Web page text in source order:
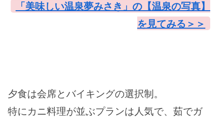
「美味しい温泉夢みさき」の【温泉の写真】
を見てみる＞＞
夕食は会席とバイキングの選択制。
特にカニ料理が並ぶプランは人気で、茹でガ